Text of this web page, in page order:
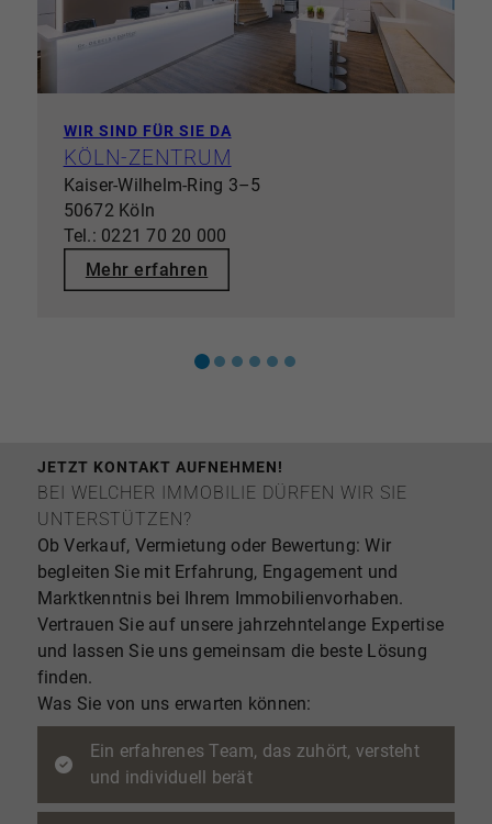
WIR SIND FÜR SIE DA
KÖLN-ZENTRUM
Kaiser-Wilhelm-Ring 3–5
50672 Köln
Tel.: 0221 70 20 000
Mehr erfahren
JETZT KONTAKT AUFNEHMEN!
BEI WELCHER IMMOBILIE DÜRFEN WIR SIE
UNTERSTÜTZEN?
Ob Verkauf, Vermietung oder Bewertung: Wir
begleiten Sie mit Erfahrung, Engagement und
Marktkenntnis bei Ihrem Immobilienvorhaben.
Vertrauen Sie auf unsere jahrzehntelange Expertise
und lassen Sie uns gemeinsam die beste Lösung
finden.
Was Sie von uns erwarten können:
Ein erfahrenes Team, das zuhört, versteht
und individuell berät